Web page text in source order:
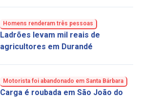
Homens renderam três pessoas
Ladrões levam mil reais de
agricultores em Durandé
Motorista foi abandonado em Santa Bárbara
Carga é roubada em São João do